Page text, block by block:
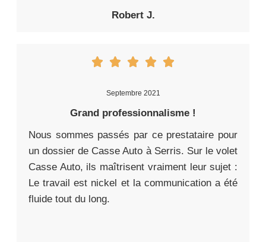
Robert J.
Septembre 2021
Grand professionnalisme !
Nous sommes passés par ce prestataire pour
un dossier de Casse Auto à Serris. Sur le volet
Casse Auto, ils maîtrisent vraiment leur sujet :
Le travail est nickel et la communication a été
fluide tout du long.